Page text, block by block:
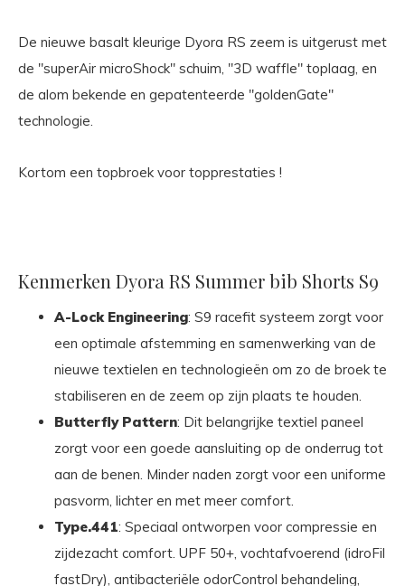
De nieuwe basalt kleurige Dyora RS zeem is uitgerust met
de "superAir microShock" schuim, "3D waffle" toplaag, en
de alom bekende en gepatenteerde "goldenGate"
technologie.
Kortom een topbroek voor topprestaties !
Kenmerken Dyora RS Summer bib Shorts S9
A-Lock Engineering: S9 racefit systeem zorgt voor
een optimale afstemming en samenwerking van de
nieuwe textielen en technologieën om zo de broek te
stabiliseren en de zeem op zijn plaats te houden.
Butterfly Pattern: Dit belangrijke textiel paneel
zorgt voor een goede aansluiting op de onderrug tot
aan de benen. Minder naden zorgt voor een uniforme
pasvorm, lichter en met meer comfort.
Type.441: Speciaal ontworpen voor compressie en
zijdezacht comfort. UPF 50+, vochtafvoerend (idroFil
fastDry), antibacteriële odorControl behandeling,